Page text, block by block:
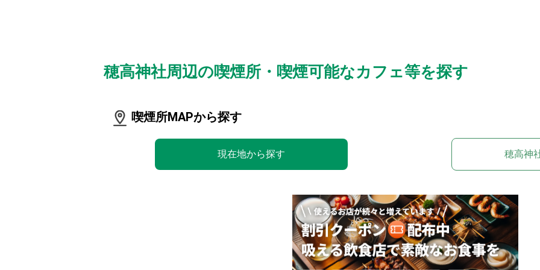
穂高神社周辺の喫煙所・喫煙可能なカフェ等を探す
喫煙所MAPから探す
現在地から探す 穂高神